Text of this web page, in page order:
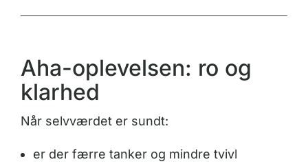
Aha-oplevelsen: ro og
klarhed
Når selvværdet er sundt:
er der færre tanker og mindre tvivl